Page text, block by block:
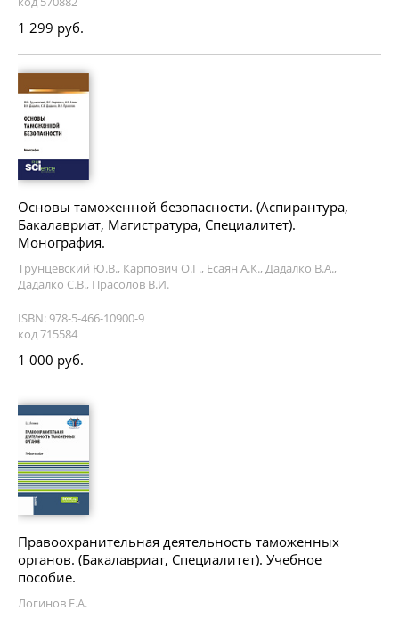
1 299 руб.
Основы таможенной безопасности. (Аспирантура,
Бакалавриат, Магистратура, Специалитет).
Монография.
Трунцевский Ю.В., Карпович О.Г., Есаян А.К., Дадалко В.А.,
Дадалко С.В., Прасолов В.И.
ISBN: 978-5-466-10900-9
код 715584
1 000 руб.
Правоохранительная деятельность таможенных
органов. (Бакалавриат, Специалитет). Учебное
пособие.
Логинов Е.А.